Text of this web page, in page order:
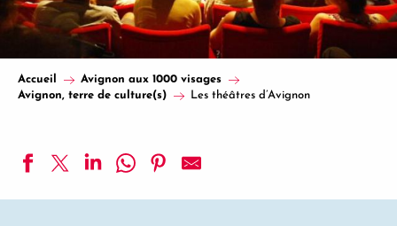
Accueil
Avignon aux 1000 visages
Avignon, terre de culture(s)
Les théâtres d’Avignon